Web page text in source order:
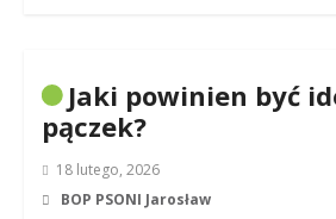
Jaki powinien być
pączek?
18 lutego, 2026
BOP PSONI Jarosław